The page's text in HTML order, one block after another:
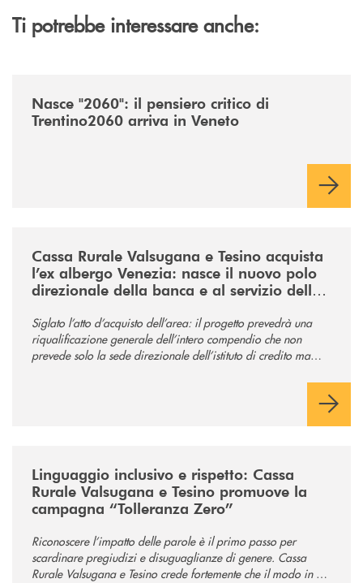
Ti potrebbe interessare anche:
Nasce "2060": il pensiero critico di
Trentino2060 arriva in Veneto
Cassa Rurale Valsugana e Tesino acquista
l’ex albergo Venezia: nasce il nuovo polo
direzionale della banca e al servizio della
Siglato l’atto d’acquisto dell’area: il progetto prevedrà una
riqualificazione generale dell’intero compendio che non
prevede solo la sede direzionale dell’istituto di credito ma
Linguaggio inclusivo e rispetto: Cassa
Rurale Valsugana e Tesino promuove la
campagna “Tolleranza Zero”
Riconoscere l’impatto delle parole è il primo passo per
scardinare pregiudizi e disuguaglianze di genere. Cassa
Rurale Valsugana e Tesino crede fortemente che il modo in cui